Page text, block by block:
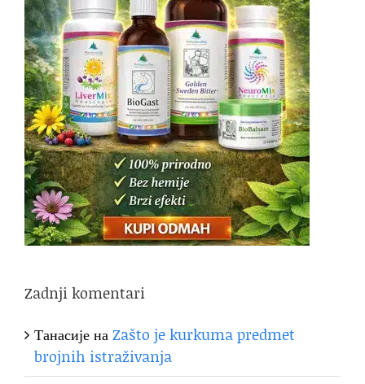
Zadnji komentari
ТанасијенаZašto je kurkuma predmet
brojnih istraživanja